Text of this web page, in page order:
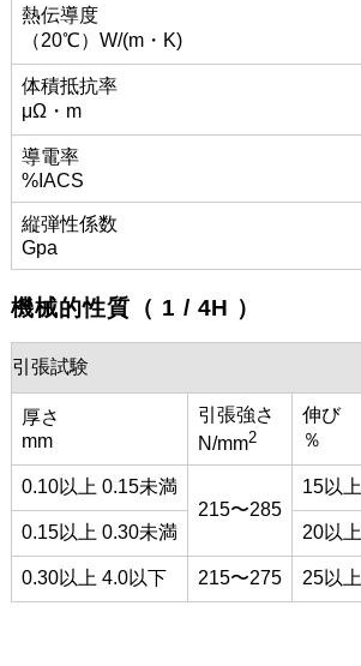
熱伝導度
（20℃）W/(m・K)
体積抵抗率
μΩ・m
導電率
%IACS
縦弾性係数
Gpa
機械的性質（ 1 / 4H ）
引張試験
厚さ
mm
引張強さ
N/mm2
伸び
％
0.10以上 0.15未満
215〜285
15以上
0.15以上 0.30未満 20以上
0.30以上 4.0以下 215〜275 25以上